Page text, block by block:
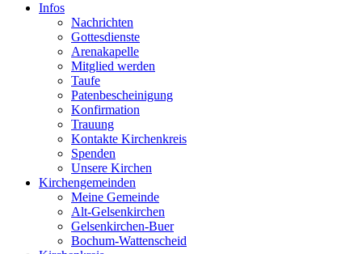
Infos
Nachrichten
Gottesdienste
Arenakapelle
Mitglied werden
Taufe
Patenbescheinigung
Konfirmation
Trauung
Kontakte Kirchenkreis
Spenden
Unsere Kirchen
Kirchengemeinden
Meine Gemeinde
Alt-Gelsenkirchen
Gelsenkirchen-Buer
Bochum-Wattenscheid